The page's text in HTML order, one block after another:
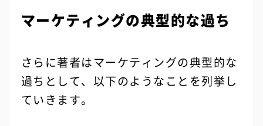
マーケティングの典型的な過ち
さらに著者はマーケティングの典型的な
過ちとして、以下のようなことを列挙し
ていきます。